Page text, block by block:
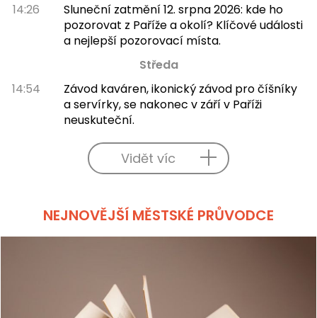
14:26
Sluneční zatmění 12. srpna 2026: kde ho
pozorovat z Paříže a okolí? Klíčové události
a nejlepší pozorovací místa.
Středa
14:54
Závod kaváren, ikonický závod pro číšníky
a servírky, se nakonec v září v Paříži
neuskuteční.
Vidět víc
NEJNOVĚJŠÍ MĚSTSKÉ PRŮVODCE